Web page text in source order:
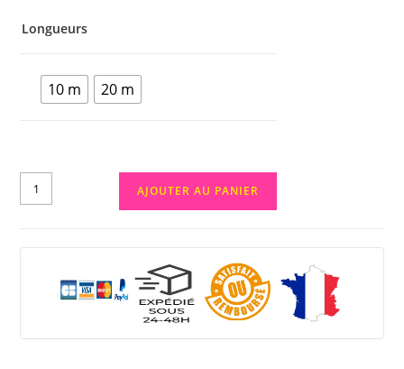
Longueurs
10 m 20 m
AJOUTER AU PANIER